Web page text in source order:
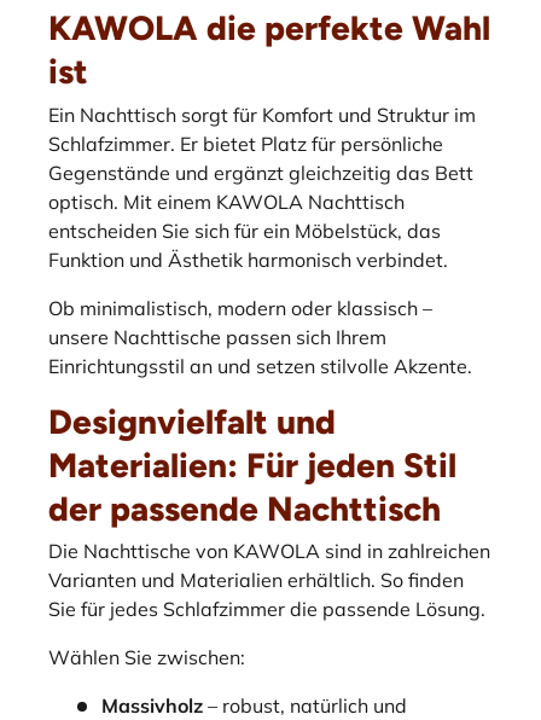
KAWOLA die perfekte Wahl
ist
Ein Nachttisch sorgt für Komfort und Struktur im
Schlafzimmer. Er bietet Platz für persönliche
Gegenstände und ergänzt gleichzeitig das Bett
optisch. Mit einem KAWOLA Nachttisch
entscheiden Sie sich für ein Möbelstück, das
Funktion und Ästhetik harmonisch verbindet.
Ob minimalistisch, modern oder klassisch –
unsere Nachttische passen sich Ihrem
Einrichtungsstil an und setzen stilvolle Akzente.
Designvielfalt und
Materialien: Für jeden Stil
der passende Nachttisch
Die Nachttische von KAWOLA sind in zahlreichen
Varianten und Materialien erhältlich. So finden
Sie für jedes Schlafzimmer die passende Lösung.
Wählen Sie zwischen:
Massivholz – robust, natürlich und